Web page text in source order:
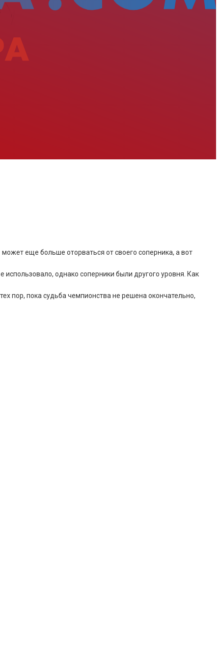
может еще больше оторваться от своего соперника, а вот
использовало, однако соперники были другого уровня. Как
пор, пока судьба чемпионства не решена окончательно,